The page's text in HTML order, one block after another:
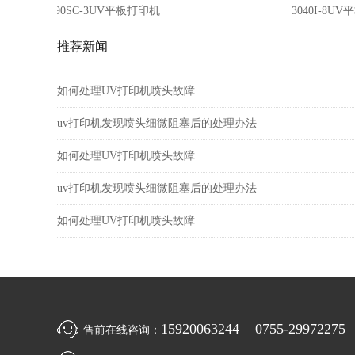
6090SC-3UV平板打印机 3040I-8UV平
推荐新闻
如何处理UV打印机喷头故障
uv打印机发现喷头细微阻塞后的处理办法
如何处理UV打印机喷头故障
uv打印机发现喷头细微阻塞后的处理办法
如何处理UV打印机喷头故障
售前在线咨询： 15920063244 0755-29972275